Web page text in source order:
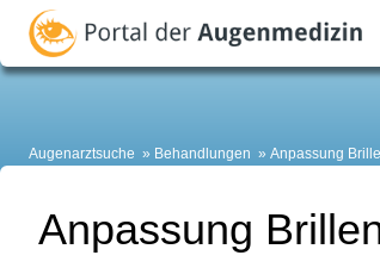
Augenarztsuche Behandlungen Anpassung
Anpassung